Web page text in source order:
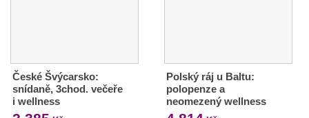
České Švýcarsko:
snídaně, 3chod. večeře
i wellness
Polský ráj u Baltu:
polopenze a
neomezený wellness